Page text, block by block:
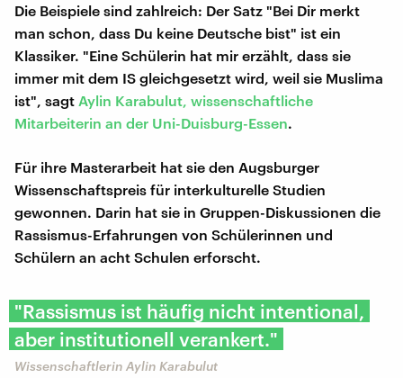
Die Beispiele sind zahlreich: Der Satz "Bei Dir merkt
man schon, dass Du keine Deutsche bist" ist ein
Klassiker. "Eine Schülerin hat mir erzählt, dass sie
immer mit dem IS gleichgesetzt wird, weil sie Muslima
ist", sagt Aylin Karabulut, wissenschaftliche
Mitarbeiterin an der Uni-Duisburg-Essen.
Für ihre Masterarbeit hat sie den Augsburger
Wissenschaftspreis für interkulturelle Studien
gewonnen. Darin hat sie in Gruppen-Diskussionen die
Rassismus-Erfahrungen von Schülerinnen und
Schülern an acht Schulen erforscht.
"Rassismus ist häufig nicht intentional,
aber institutionell verankert."
Wissenschaftlerin Aylin Karabulut